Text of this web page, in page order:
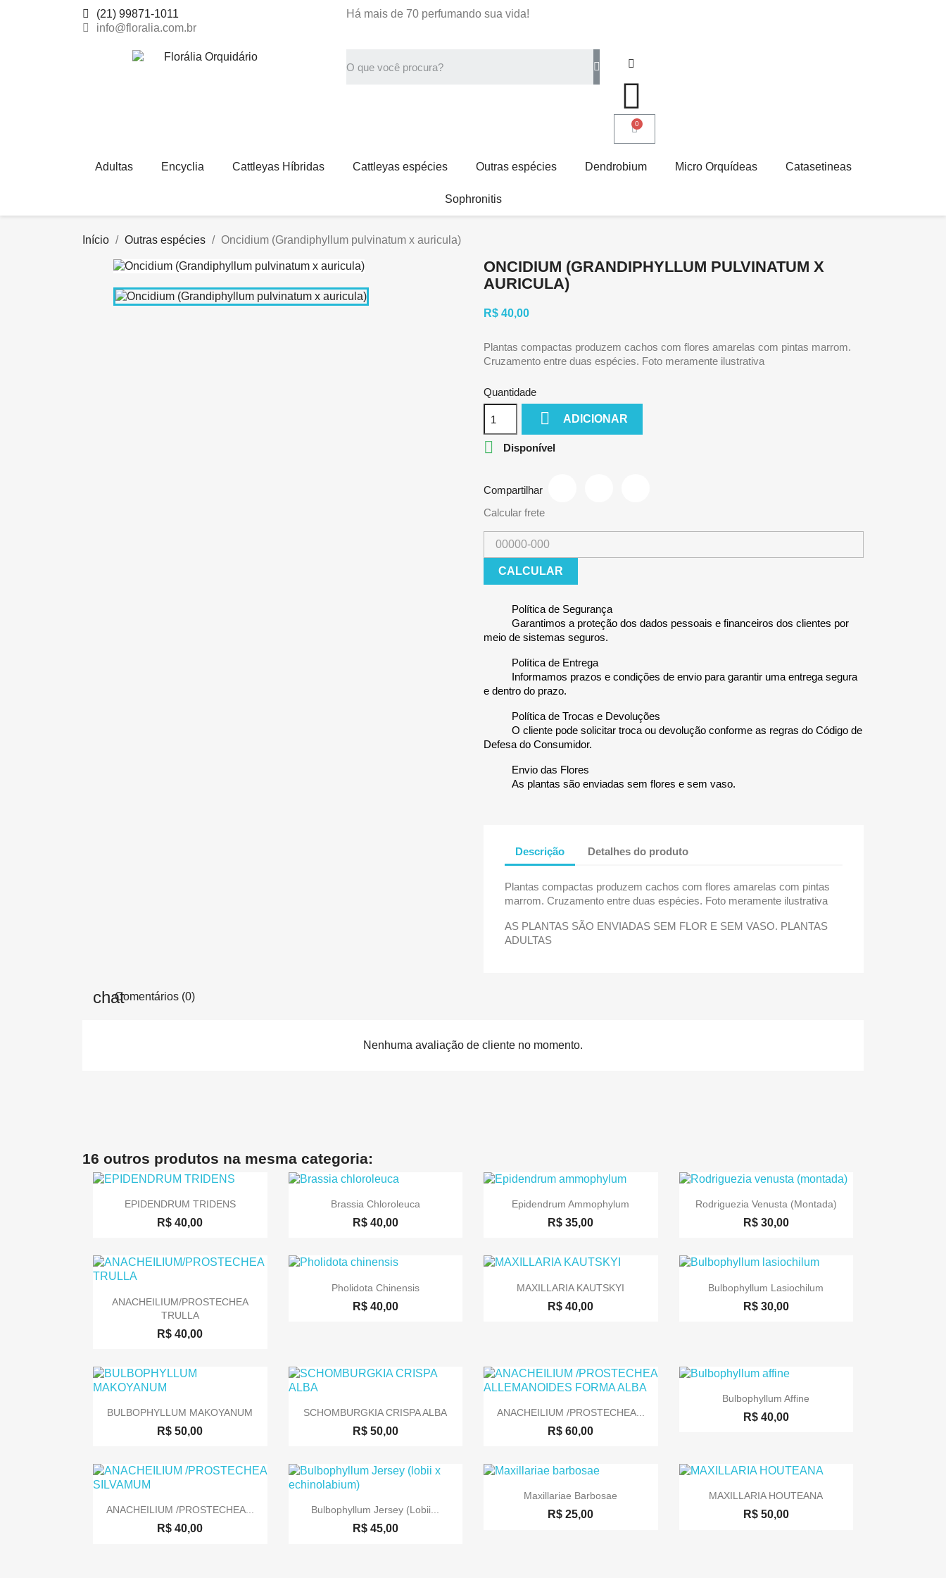
(21) 99871-1011
info@floralia.com.br
Há mais de 70 perfumando sua vida!
Adultas Encyclia Cattleyas Híbridas Cattleyas espécies Outras espécies Dendrobium Micro Orquídeas Catasetineas
Sophronitis
Início Outras espécies Oncidium (Grandiphyllum pulvinatum x auricula)
ONCIDIUM (GRANDIPHYLLUM PULVINATUM X
AURICULA)
R$ 40,00
Plantas compactas produzem cachos com flores amarelas com pintas marrom.
Cruzamento entre duas espécies. Foto meramente ilustrativa
Quantidade
 ADICIONAR
 Disponível
Compartilhar
Calcular frete
CALCULAR
Política de Segurança
Garantimos a proteção dos dados pessoais e financeiros dos clientes por
meio de sistemas seguros.
Política de Entrega
Informamos prazos e condições de envio para garantir uma entrega segura
e dentro do prazo.
Política de Trocas e Devoluções
O cliente pode solicitar troca ou devolução conforme as regras do Código de
Defesa do Consumidor.
Envio das Flores
As plantas são enviadas sem flores e sem vaso.
Descrição Detalhes do produto
Plantas compactas produzem cachos com flores amarelas com pintas
marrom. Cruzamento entre duas espécies. Foto meramente ilustrativa
AS PLANTAS SÃO ENVIADAS SEM FLOR E SEM VASO. PLANTAS
ADULTAS
Comentários (0)
Nenhuma avaliação de cliente no momento.
16 outros produtos na mesma categoria:
 Visualização rápida
EPIDENDRUM TRIDENS
R$ 40,00
Visualização rápida
Brassia Chloroleuca
R$ 40,00
 Visualização rápida
Epidendrum Ammophylum
R$ 35,00
 Visualização rápida
Rodriguezia Venusta (montada)
R$ 30,00
 Visualização rápida
ANACHEILIUM/PROSTECHEA
TRULLA
R$ 40,00
Visualização rápida
Pholidota Chinensis
R$ 40,00
 Visualização rápida
MAXILLARIA KAUTSKYI
R$ 40,00
 Visualização rápida
Bulbophyllum Lasiochilum
R$ 30,00
 Visualização rápida
BULBOPHYLLUM MAKOYANUM
R$ 50,00
 Visualização rápida
SCHOMBURGKIA CRISPA ALBA
R$ 50,00
 Visualização rápida
ANACHEILIUM /PROSTECHEA...
R$ 60,00
Visualização rápida
Bulbophyllum Affine
R$ 40,00
 Visualização rápida
ANACHEILIUM /PROSTECHEA...
R$ 40,00
 Visualização rápida
Bulbophyllum Jersey (lobii...
R$ 45,00
 Visualização rápida
Maxillariae Barbosae
R$ 25,00
 Visualização rápida
MAXILLARIA HOUTEANA
R$ 50,00